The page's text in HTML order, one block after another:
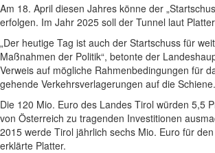
Am 18. April diesen Jahres könne der
erfolgen. Im Jahr 2025 soll der Tunnel laut
„Der heutige Tag ist auch der Startschuss für
Maßnahmen der Politik“, betonte der
Verweis auf mögliche Rahmenbedingungen für
gehende Verkehrsverlagerungen auf die Schiene.
Die 120 Mio. Euro des Landes Tirol würden 5,5
von Österreich zu tragenden Investitionen
2015 werde Tirol jährlich sechs Mio. Euro für
erklärte Platter.